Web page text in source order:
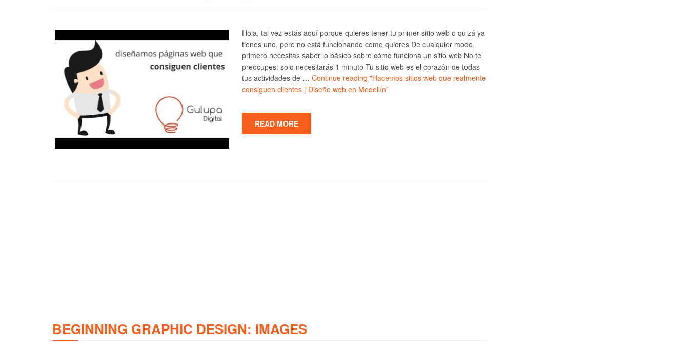
Hola, tal vez estás aquí porque quieres tener tu primer sitio web o quizá ya
tienes uno, pero no está funcionando como quieres De cualquier modo,
primero necesitas saber lo básico sobre cómo funciona un sitio web No te
preocupes: solo necesitarás 1 minuto Tu sitio web es el corazón de todas
tus actividades de … Continue reading "Hacemos sitios web que realmente
consiguen clientes | Diseño web en Medellín"
READ MORE
BEGINNING GRAPHIC DESIGN: IMAGES